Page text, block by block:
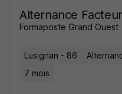
Alternance
Formaposte Grand Ouest
Lusignan - 86
7 mois